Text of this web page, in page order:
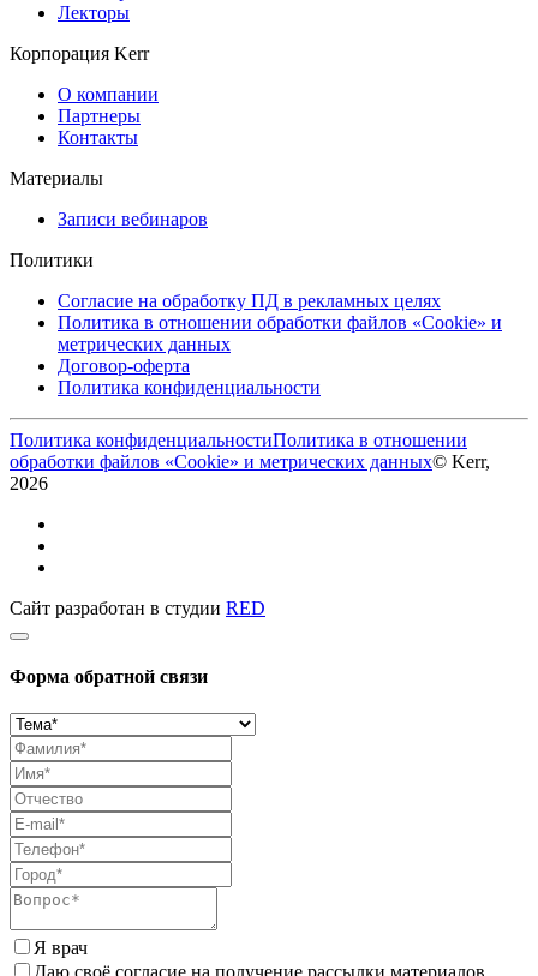
Лекторы
Корпорация Kerr
О компании
Партнеры
Контакты
Материалы
Записи вебинаров
Политики
Согласие на обработку ПД в рекламных целях
Политика в отношении обработки файлов «Cookie» и
метрических данных
Договор-оферта
Политика конфиденциальности
Политика конфиденциальностиПолитика в отношении
обработки файлов «Cookie» и метрических данных© Kerr,
2026
Сайт разработан в студии RED
Форма обратной связи
Я врач